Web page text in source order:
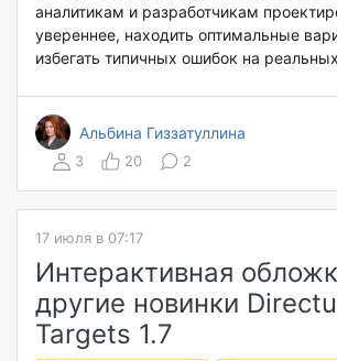
аналитикам и разработчикам
увереннее, находить оптимальные
избегать типичных ошибок на
Альбина Гиззатуллина
3 20 2
17 июля в 07:17
Интерактивная
другие новинки
Targets 1.7